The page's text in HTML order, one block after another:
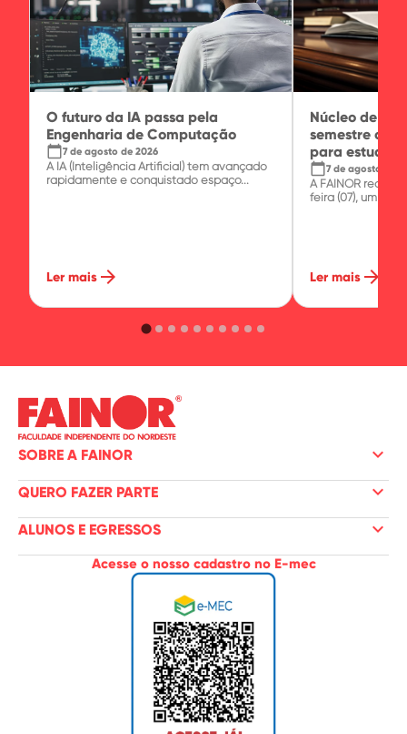
O futuro da IA passa pela
Engenharia de Computação
calendar_today7 de agosto de 2026
A IA (Inteligência Artificial) tem avançado
rapidamente e conquistado espaço...
Ler mais arrow_forward
Núcleo de
semestre
para
calendar_today7 de agosto de
A FAINOR
feira (07), um
Ler mais arrow_forward
SOBRE A FAINOR keyboard_arrow_down
QUERO FAZER PARTE keyboard_arrow_down
ALUNOS E EGRESSOS keyboard_arrow_down
Acesse o nosso cadastro no E-mec